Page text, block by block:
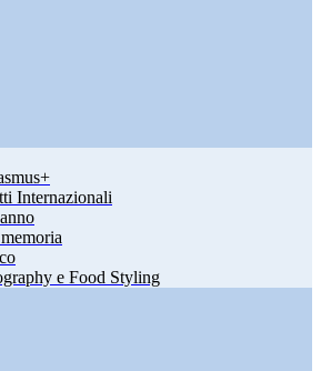
Internazionali
e Food Styling